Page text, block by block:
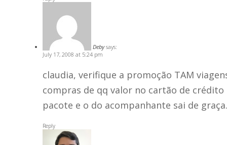
Deby says:
July 17, 2008 at 5:24 pm
claudia, verifique a promoção TAM
compras de qq valor no cartão de
pacote e o do acompanhante sai de graça.
Reply